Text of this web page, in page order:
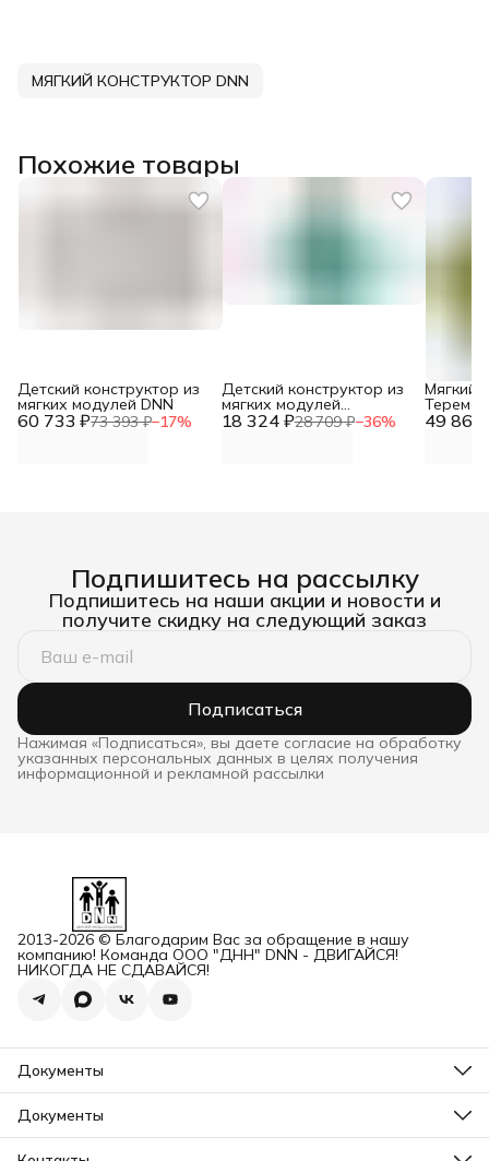
МЯГКИЙ КОНСТРУКТОР DNN
Похожие товары
60 733 ₽73 393 ₽−17%
Детский конструктор из
мягких модулей DNN
18 324 ₽28 709 ₽−36%
Детский конструктор из
мягких модулей
Строитель (20 49 867
Мягкий
Теремок
Подпишитесь на рассылку
Подпишитесь на наши акции и новости и
получите скидку на следующий заказ
Подписаться
Нажимая «Подписаться», вы даете согласие на обработку
указанных персональных данных в целях получения
информационной и рекламной рассылки
2013-2026 © Благодарим Вас за обращение в нашу
компанию! Команда ООО "ДНН" DNN - ДВИГАЙСЯ!
НИКОГДА НЕ СДАВАЙСЯ!
Документы
ОГРН
Карточка ООО ДННСПОРТ
Сертификат соответствия
Документы
Прайс ДНН 12-2025